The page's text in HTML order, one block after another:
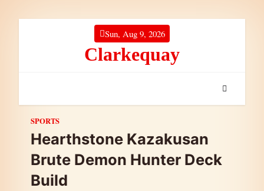
Sun, Aug 9, 2026
Clarkequay
SPORTS
Hearthstone Kazakusan
Brute Demon Hunter Deck
Build